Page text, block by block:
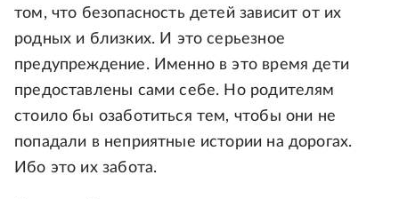
том, что безопасность детей зависит от их
родных и близких. И это серьезное
предупреждение. Именно в это время дети
предоставлены сами себе. Но родителям
стоило бы озаботиться тем, чтобы они не
попадали в неприятные истории на дорогах.
Ибо это их забота.